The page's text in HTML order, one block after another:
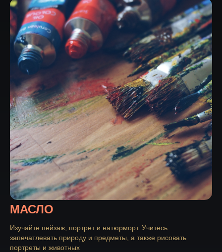
МАСЛО
Изучайте пейзаж, портрет и натюрморт. Учитесь
запечатлевать природу и предметы, а также рисовать
портреты и животных